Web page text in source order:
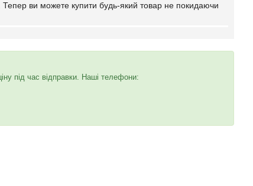
Тепер ви можете купити будь-який товар не покидаючи
під час відправки. Наші телефони: